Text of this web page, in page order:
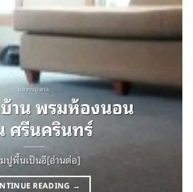
ผลงานปูพรม
าน พรมห้องนอน
ศรีนครินทร์
ปูพื้นเป็นอี[อ่านต่อ]
READING →